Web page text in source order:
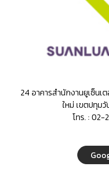
24 อาคารสำนักงานยูเซ็น
ใหม่ เขตปทุม
โทร. : 02-